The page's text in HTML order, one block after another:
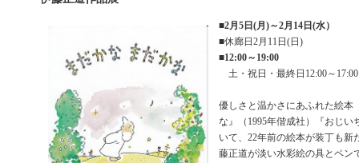
■2月5日(月)～2月14日(水）
■休廊日2月11日(日)
■12:00～19:00
土・祝日・最終日12:00～17:00
優しさと温かさにあふれた絵本
な』（1995年偕成社）『おじい
いて、22年前の絵本が装丁も新
藤正道が淡い水彩絵の具とペン